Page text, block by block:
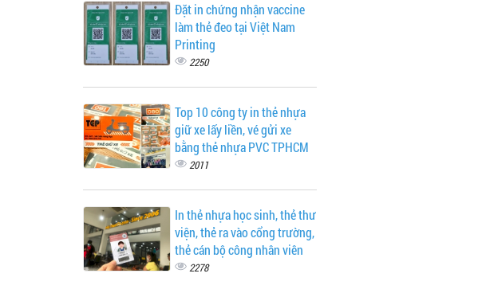
Đặt in chứng nhận vaccine
làm thẻ đeo tại Việt Nam
Printing
2250
Top 10 công ty in thẻ nhựa
giữ xe lấy liền, vé gửi xe
bằng thẻ nhựa PVC TPHCM
2011
In thẻ nhựa học sinh, thẻ thư
viện, thẻ ra vào cổng trường,
thẻ cán bộ công nhân viên
2278